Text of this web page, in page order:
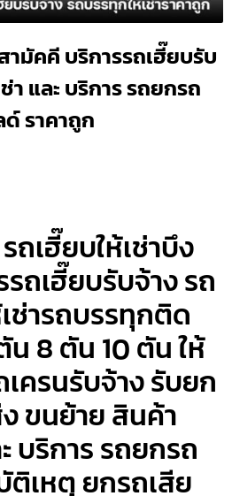
ามัคคี บริการรถเฮี๊ยบรับ
า และ บริการ รถยกรถ
ด์ ราคาถูก
ถเฮี๊ยบให้เช่าบึง
ถเฮี๊ยบรับจ้าง รถ
เช่ารถบรรทุกติด
น 8 ตัน 10 ตัน ให้
เครนรับจ้าง รับยก
ขนย้าย สินค้า
บริการ รถยกรถ
เหตุ ยกรถเสีย